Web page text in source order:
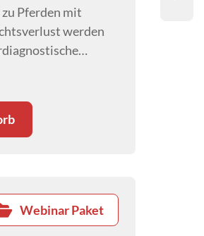
Pferden mit
werden
Webinar Paket